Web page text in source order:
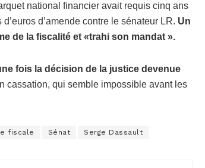
national financier avait requis cinq ans
d’amende contre le sénateur LR. Un
de la fiscalité et «trahi son mandat ».
fois la décision de la justice devenue
cassation, qui semble impossible avant les
fiscale Sénat Serge Dassault